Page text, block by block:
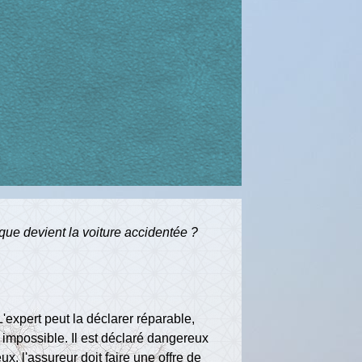
devient la voiture accidentée ?
peut la déclarer réparable,
Il est déclaré dangereux
l'assureur doit faire une offre de